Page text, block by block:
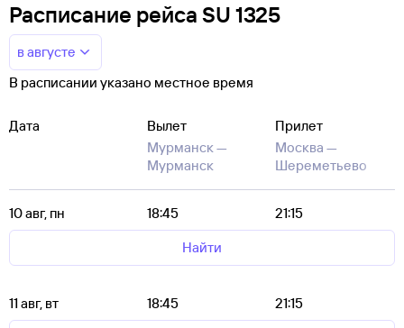
Расписание рейса SU 1325
в августе
В расписании указано местное время
Дата
Вылет
Мурманск —
Мурманск
Прилет
Москва —
Шереметьево
10 авг, пн 18:45
21:15
Найти
11 авг, вт 18:45
21:15